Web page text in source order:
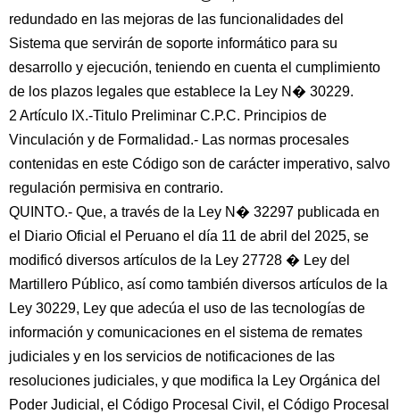
redundado en las mejoras de las funcionalidades del
Sistema que servirán de soporte informático para su
desarrollo y ejecución, teniendo en cuenta el cumplimiento
de los plazos legales que establece la Ley N� 30229.
2 Artículo IX.-Titulo Preliminar C.P.C. Principios de
Vinculación y de Formalidad.- Las normas procesales
contenidas en este Código son de carácter imperativo, salvo
regulación permisiva en contrario.
QUINTO.- Que, a través de la Ley N� 32297 publicada en
el Diario Oficial el Peruano el día 11 de abril del 2025, se
modificó diversos artículos de la Ley 27728 � Ley del
Martillero Público, así como también diversos artículos de la
Ley 30229, Ley que adecúa el uso de las tecnologías de
información y comunicaciones en el sistema de remates
judiciales y en los servicios de notificaciones de las
resoluciones judiciales, y que modifica la Ley Orgánica del
Poder Judicial, el Código Procesal Civil, el Código Procesal